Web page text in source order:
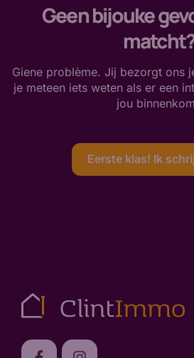
Geen bijouke
Giene problème. Jij bezorgt ons
je meteen iets weten als er een
jou
Eerste klas! Ik